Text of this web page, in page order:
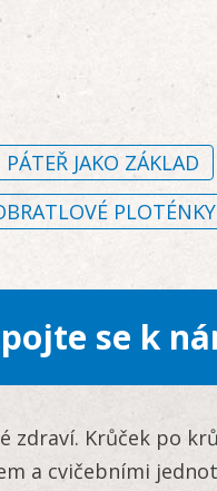
PÁTEŘ JAKO ZÁKLAD
se k
zdraví. Krůček po
a cvičebními